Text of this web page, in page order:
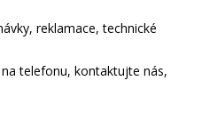
reklamace, technické
telefonu, kontaktujte nás,